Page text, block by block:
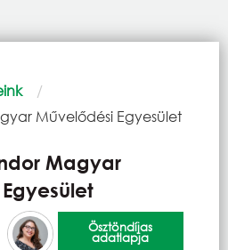
Művelődési Egyesület
Magyar
Ösztöndíjas
adatlapja